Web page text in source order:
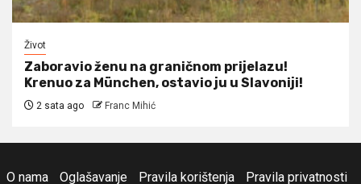
Život
Zaboravio ženu na graničnom prijelazu!
Krenuo za München, ostavio ju u Slavoniji!
2 sata ago Franc Mihić
O nama Oglašavanje Pravila korištenja Pravila privatnosti